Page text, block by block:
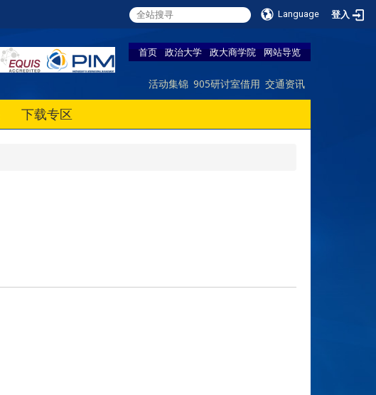
Language 登入
首页 政治大学 政大商学院 网站导览
活动集锦 905研讨室借用 交通资讯
下载专区